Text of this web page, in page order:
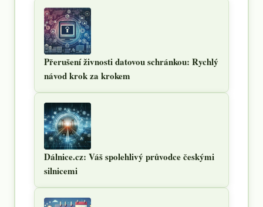
Přerušení živnosti datovou schránkou: Rychlý
návod krok za krokem
Dálnice.cz: Váš spolehlivý průvodce českými
silnicemi